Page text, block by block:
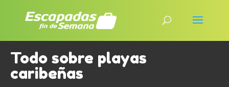
Todo sobre playas
caribeñas